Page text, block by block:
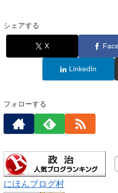
シェアする
X
LinkedIn
フォローする
にほんブログ村